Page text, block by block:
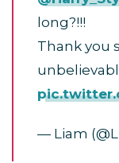
long?!!!
Thank you
— Liam